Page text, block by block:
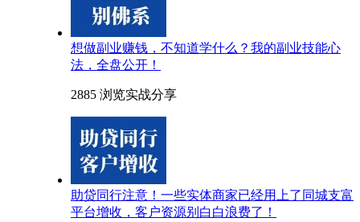
想做副业赚钱，不知道学什么？我的副业技能心
法，全盘公开！
2885 浏览实战分享
助贷同行注意！一些实体商家已经用上了同城支富
平台增收，客户资源别白白浪费了！